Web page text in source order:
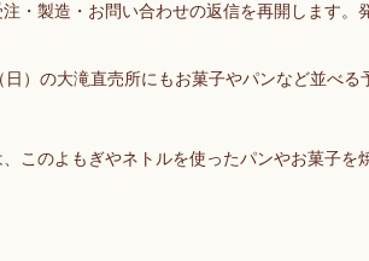
・製造・お問い合わせの返信を再開します。
）の大滝直売所にもお菓子やパンなど並べる
、このよもぎやネトルを使ったパンやお菓子を